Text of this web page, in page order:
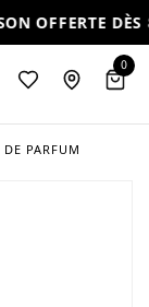
OFFERTE DÈS
0
PARFUM